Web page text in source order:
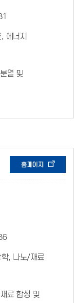
에너지
열 및
홈페이지
, 나노/재료
료 합성 및